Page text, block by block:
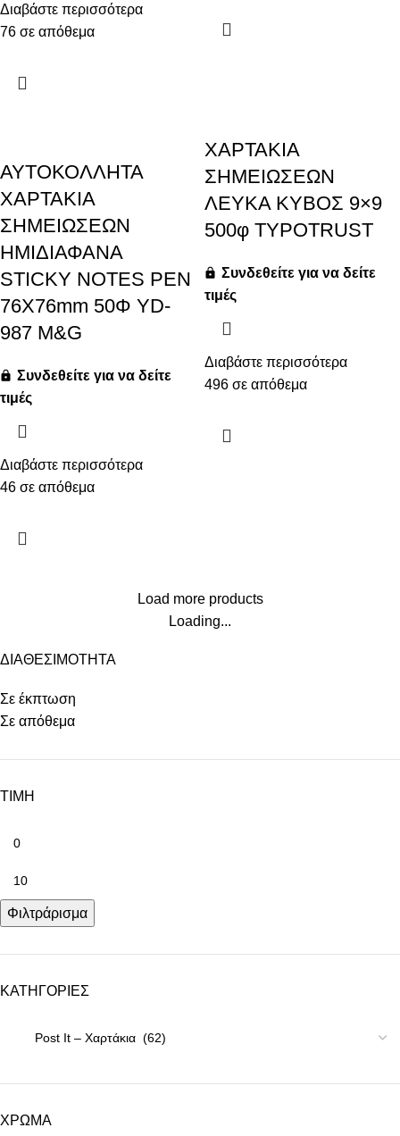
ΔΙΑΘΕΣΙΜΟΤΗΤΑ
Σε έκπτωση
Σε απόθεμα
ΤΙΜΗ
Φιλτράρισμα
ΚΑΤΗΓΟΡΙΕΣ
ΧΡΩΜΑ
Διαβάστε περισσότερα
76 σε απόθεμα
ΑΥΤΟΚΟΛΛΗΤΑ
ΧΑΡΤΑΚΙΑ
ΣΗΜΕΙΩΣΕΩΝ
ΗΜΙΔΙΑΦΑΝΑ
STICKY NOTES PEN
76X76mm 50Φ YD-
987 M&G
Συνδεθείτε για να δείτε
τιμές
Διαβάστε περισσότερα
46 σε απόθεμα
ΧΑΡΤΑΚΙΑ
ΣΗΜΕΙΩΣΕΩΝ
ΛΕΥΚΑ ΚΥΒΟΣ 9×9
500φ TYPOTRUST
Συνδεθείτε για να δείτε
τιμές
Διαβάστε περισσότερα
496 σε απόθεμα
Load more products
Loading...